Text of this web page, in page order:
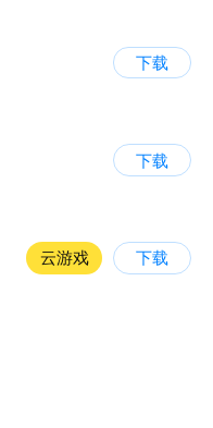
下载
下载
云游戏 下载